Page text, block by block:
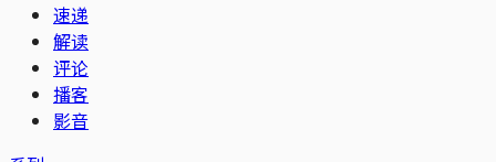
速递
解读
评论
播客
影音